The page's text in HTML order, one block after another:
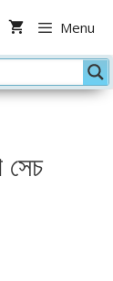
Menu